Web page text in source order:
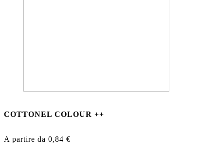
COTTONEL COLOUR ++
A partire da 0,84 €